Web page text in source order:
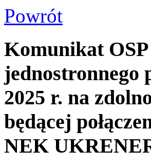
Powrót
Komunikat
jednostronnego
2025 r. na
będącej
NEK